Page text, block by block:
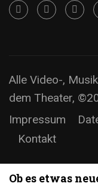
Alle Video-,
dem Theater,
Impressum
Kontakt
Ob es etwas